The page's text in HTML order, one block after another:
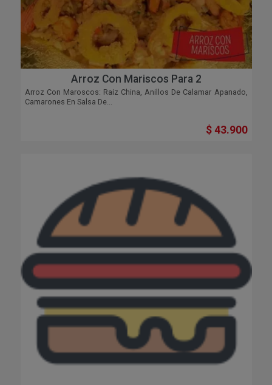
Arroz Con Mariscos Para 2
Arroz Con Maroscos: Raiz China, Anillos De Calamar Apanado,
Camarones En Salsa De...
$ 43.900